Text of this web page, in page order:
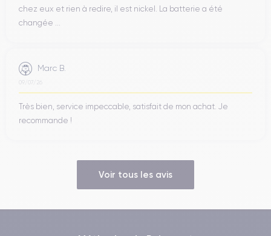
chez eux et rien à redire, il est nickel. La batterie a été
changée ...
Marc B.
09/07/26
Très bien, service impeccable, satisfait de mon achat. Je
recommande !
Voir tous les avis